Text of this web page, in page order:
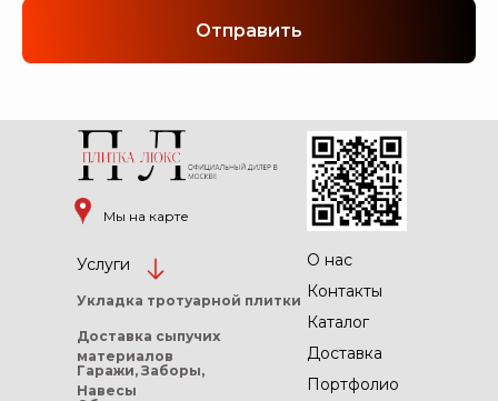
Отправить
О нас
Доставка
Контакты
Услуги
Каталог
Портфолио
Укладка тротуарной плитки
Доставка сыпучих
материалов
Гаражи, Заборы,
Навесы
Мы на карте